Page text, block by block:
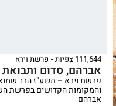
111,644 צפיות פרשת וירא
אברהם, סדום ותבואת
פרשת וירא – תשע"ז הרב
והמקומות הקדושים בפרשת
אברהם